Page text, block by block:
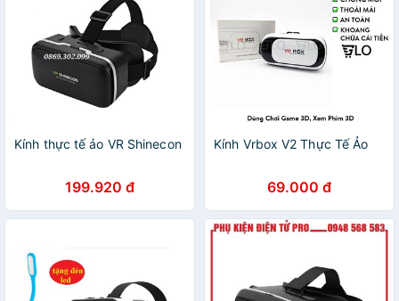
Kính thực tế ảo VR Shinecon
199.920 đ
Kính Vrbox V2 Thực Tế Ảo
69.000 đ